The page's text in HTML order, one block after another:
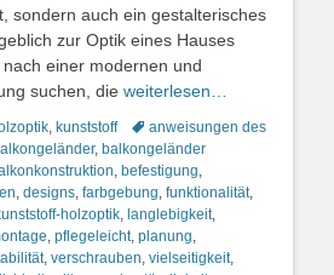
sondern auch ein gestalterisches
zur Optik eines Hauses
einer modernen und
suchen, die weiterlesen…
kunststoff Schlagworte
anweisungen des
, balkongeländer
befestigung
designs farbgebung funktionalität,
holzoptik langlebigkeit,
pflegeleicht, planung
, verschrauben vielseitigkeit,